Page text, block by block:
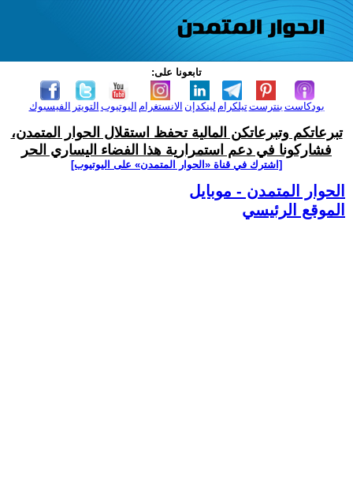
تابعونا على:
الفيسبوك التويتر اليوتيوب الانستغرام لينكدإن تيلكرامبنترست بودكاست
تبرعاتكم وتبرعاتكن المالية تحفظ استقلال الحوار المتمدن،
فشاركونا في دعم استمرارية هذا الفضاء اليساري الحر
[اشترك في قناة ‫«الحوار المتمدن» على اليوتيوب]
الحوار المتمدن - موبايل
الموقع الرئيسي